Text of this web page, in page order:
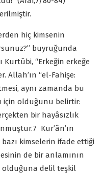
hiç kimsenin
buyruğunda
Kurtûbi, “Erkeğin erkeğe
Allah’ın “el-Fahişe:
aynı zamanda bu
için olduğunu belirtir:
bir hayâsızlık
7 Kur’ân’ın
kimselerin ifade ettiği
de bir anlamının
olduğuna delil teşkil